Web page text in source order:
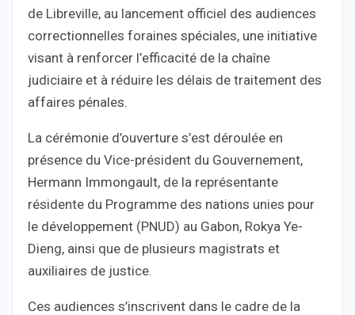
de Libreville, au lancement officiel des audiences
correctionnelles foraines spéciales, une initiative
visant à renforcer l’efficacité de la chaîne
judiciaire et à réduire les délais de traitement des
affaires pénales.
La cérémonie d’ouverture s’est déroulée en
présence du Vice-président du Gouvernement,
Hermann Immongault, de la représentante
résidente du Programme des nations unies pour
le développement (PNUD) au Gabon, Rokya Ye-
Dieng, ainsi que de plusieurs magistrats et
auxiliaires de justice.
Ces audiences s’inscrivent dans le cadre de la